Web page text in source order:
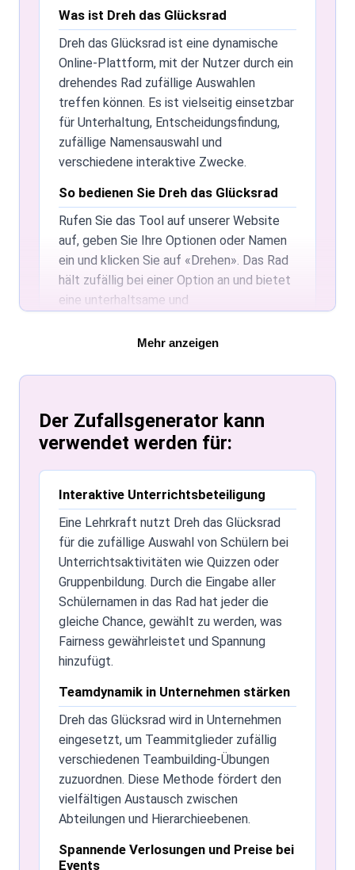
Was ist Dreh das Glücksrad
Dreh das Glücksrad ist eine dynamische
Online-Plattform, mit der Nutzer durch ein
drehendes Rad zufällige Auswahlen
treffen können. Es ist vielseitig einsetzbar
für Unterhaltung, Entscheidungsfindung,
zufällige Namensauswahl und
verschiedene interaktive Zwecke.
So bedienen Sie Dreh das Glücksrad
Rufen Sie das Tool auf unserer Website
auf, geben Sie Ihre Optionen oder Namen
ein und klicken Sie auf «Drehen». Das Rad
hält zufällig bei einer Option an und bietet
eine unterhaltsame und
Entscheidungen zu treffen.
Einträge auf dem Rad, aber für beste
Leistung und Übersichtlichkeit empfehlen
aufteilen.
Benutzerdefinierte Räder speichern
Derzeit ist es nicht möglich,
benutzerdefinierte Räder für die spätere
Verwendung zu speichern.
Kosten des Namensgenerators
Dreh das Glücksrad ist für die
Funktionen könnten für Premium-Konten
verfügbar sein.
Dreh das Glücksrad im Unterricht
Auf jeden Fall! Dreh das Glücksrad ist eine
hervorragende Ressource für Lehrkräfte
und bereichert Unterrichtsaktivitäten wie
zufällige Auswahlen.
Mehr anzeigen
Der Zufallsgenerator kann
verwendet werden für:
Interaktive Unterrichtsbeteiligung
Eine Lehrkraft nutzt Dreh das Glücksrad
für die zufällige Auswahl von Schülern bei
Unterrichtsaktivitäten wie Quizzen oder
Gruppenbildung. Durch die Eingabe aller
Schülernamen in das Rad hat jeder die
gleiche Chance, gewählt zu werden, was
Fairness gewährleistet und Spannung
hinzufügt.
Teamdynamik in Unternehmen stärken
Dreh das Glücksrad wird in Unternehmen
eingesetzt, um Teammitglieder zufällig
verschiedenen Teambuilding-Übungen
zuzuordnen. Diese Methode fördert den
vielfältigen Austausch zwischen
Abteilungen und Hierarchieebenen.
Spannende Verlosungen und Preise bei
Events